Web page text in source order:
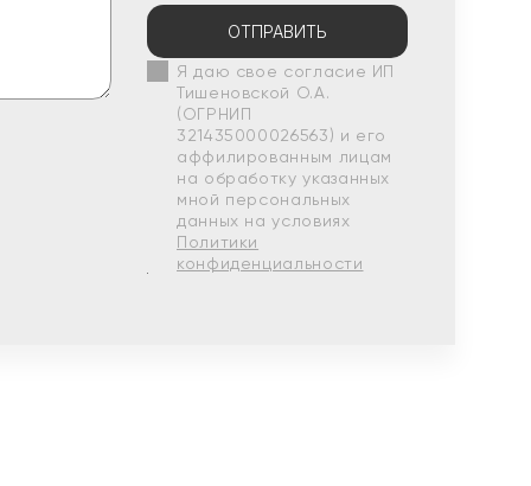
ОТПРАВИТЬ
Я даю свое согласие ИП
Тишеновской О.А.
(ОГРНИП
321435000026563) и его
аффилированным лицам
на обработку указанных
мной персональных
данных на условиях
Политики
конфиденциальности